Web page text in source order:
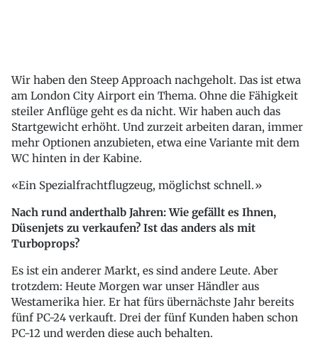
Wir haben den Steep Approach nachgeholt. Das ist etwa
am London City Airport ein Thema. Ohne die Fähigkeit
steiler Anflüge geht es da nicht. Wir haben auch das
Startgewicht erhöht. Und zurzeit arbeiten daran, immer
mehr Optionen anzubieten, etwa eine Variante mit dem
WC hinten in der Kabine.
Ein Spezialfrachtflugzeug, möglichst schnell.
Nach rund anderthalb Jahren: Wie gefällt es Ihnen,
Düsenjets zu verkaufen? Ist das anders als mit
Turboprops?
Es ist ein anderer Markt, es sind andere Leute. Aber
trotzdem: Heute Morgen war unser Händler aus
Westamerika hier. Er hat fürs übernächste Jahr bereits
fünf PC-24 verkauft. Drei der fünf Kunden haben schon
PC-12 und werden diese auch behalten.